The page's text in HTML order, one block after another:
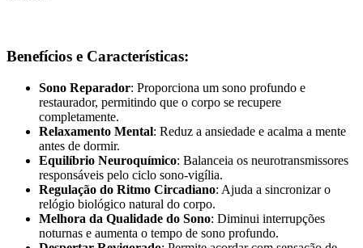
Benefícios e Características:
Sono Reparador: Proporciona um sono profundo e
restaurador, permitindo que o corpo se recupere
completamente.
Relaxamento Mental: Reduz a ansiedade e acalma a mente
antes de dormir.
Equilíbrio Neuroquímico: Balanceia os neurotransmissores
responsáveis pelo ciclo sono-vigília.
Regulação do Ritmo Circadiano: Ajuda a sincronizar o
relógio biológico natural do corpo.
Melhora da Qualidade do Sono: Diminui interrupções
noturnas e aumenta o tempo de sono profundo.